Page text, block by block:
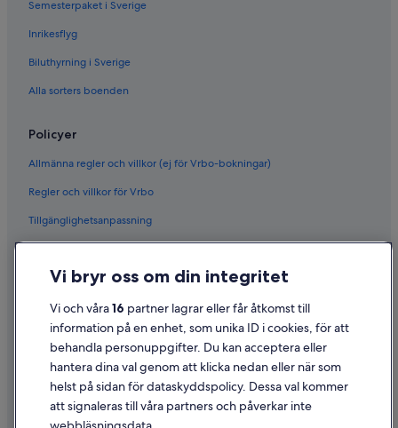
Semesterpaket i Sverige
Inrikesflyg
Biluthyrning i Sverige
Alla sorters boenden
Policyer
Allmänna regler och villkor (ej för Vrbo-bokningar)
Regler och villkor för Vrbo
Tillgänglighetsanpassning
Cookies
Användarvillkor
Juridisk information/Kontakta oss
Riktlinjer för innehåll och anmäla innehåll
Hjälp
Vi bryr oss om din integritet
Vi och våra16 partner lagrar eller får åtkomst till
information på en enhet, som unika ID i cookies, för att
behandla personuppgifter. Du kan acceptera eller
hantera dina val genom att klicka nedan eller när som
helst på sidan för dataskyddspolicy. Dessa val kommer
att signaleras till våra partners och påverkar inte